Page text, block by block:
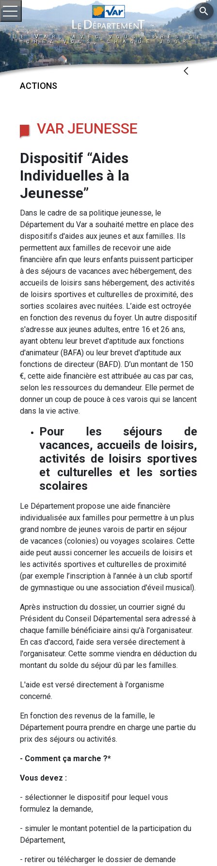
Ouvrir le menu
Le Var, avec vous, près de
chez vous, chaque jour
search
ACTIONS
VAR JEUNESSE
Dispositif “Aides
Individuelles à la
Jeunesse”
Dans le cadre de sa politique jeunesse, le
Département du Var a souhaité mettre en place des
dispositifs d'aides aux jeunes et aux familles. Ils
permettent aux familles de recevoir une aide
financière afin que leurs enfants puissent participer
à des séjours de vacances avec hébergement, des
accueils de loisirs sans hébergement, des activités
de loisirs sportives et culturelles de proximité, des
sorties scolaires avec nuitées. L’aide est octroyée
en fonction des revenus du foyer. Un autre dispositif
s'adresse aux jeunes adultes, entre 16 et 26 ans,
ayant obtenu leur brevet d'aptitude aux fonctions
d'animateur (BAFA) ou leur brevet d'aptitude aux
fonctions de directeur (BAFD). D’un montant de 150
€, cette aide financière est attribuée au cas par cas,
selon les ressources du demandeur. Elle permet de
donner un coup de pouce à ces varois qui se lancent
dans la vie active.
Pour les séjours de
vacances, accueils de loisirs,
activités de loisirs sportives
et culturelles et les sorties
scolaires
Le Département propose une aide financière
individualisée aux familles pour permettre à un plus
grand nombre de jeunes varois de partir en séjour
de vacances (colonies) ou voyages scolaires. Cette
aide peut aussi concerner les accueils de loisirs et
les activités sportives et culturelles de proximité
(par exemple l’inscription à l’année à un club sportif
de gymnastique ou une association d'éveil musical).
Après instruction du dossier, un courrier signé du
Président du Conseil Départemental sera adressé à
chaque famille bénéficiaire ainsi qu'à l'organisateur.
En cas d'accord, l’aide sera versée directement à
l'organisateur. Cette somme viendra en déduction du
montant du solde du séjour dû par les familles.
L'aide est versé directement à l'organisme
concerné.
En fonction des revenus de la famille, le
Département pourra prendre en charge une partie du
prix des séjours ou activités.
- Comment ça marche ?*
Vous devez :
- sélectionner le dispositif pour lequel vous
formulez la demande,
- simuler le montant potentiel de la participation du
Département,
- retirer ou télécharger le dossier de demande